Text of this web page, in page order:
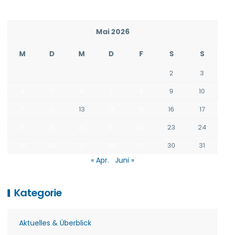
Mai 2026
M D M D F S S
2
3
9
10
13 16
17
23
24
30 31
« Apr. Juni »
Kategorie
Aktuelles & Überblick